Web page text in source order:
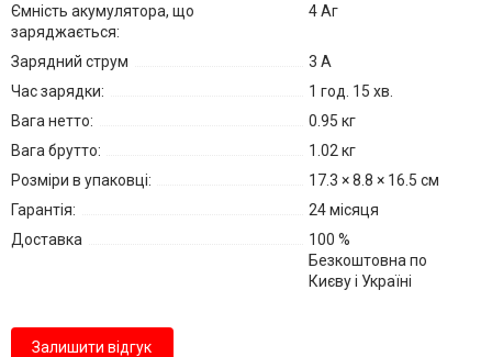
Ємність акумулятора, що
заряджається:
4 Аг
Зарядний струм
3 A
Час зарядки:
1 год. 15 хв.
Вага нетто:
0.95 кг
Вага брутто:
1.02 кг
Розміри в упаковці:
17.3 × 8.8 × 16.5 см
Гарантія:
24 місяця
Доставка
100 %
Безкоштовна по
Києву і Україні
Залишити відгук